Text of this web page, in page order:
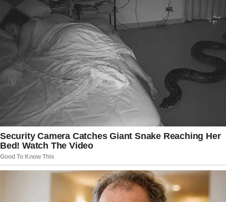
mundial, despertando interesse não apenas por
seus gols, mas também pelos valores que
transmite fora das competições.